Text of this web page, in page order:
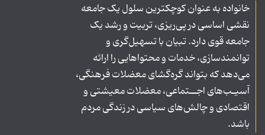
خانواده به عنوان کوچکترین سلول یک جامعه
نقشی اساسی در پی‌ریزی، تربیت و رشد یک
جامعه قوی دارد. تبیان با تسهیل‌گری و
توانمندسازی، خدمات و محتواهایی را ارائه
می‌دهد که بتواند گره‌گشای معضلات فرهنگی،
آسیـب‌های اجــتماعی، معضلات معیشتی و
اقتصادی و چالش‌های سیاسی در زندگی مردم
باشد.